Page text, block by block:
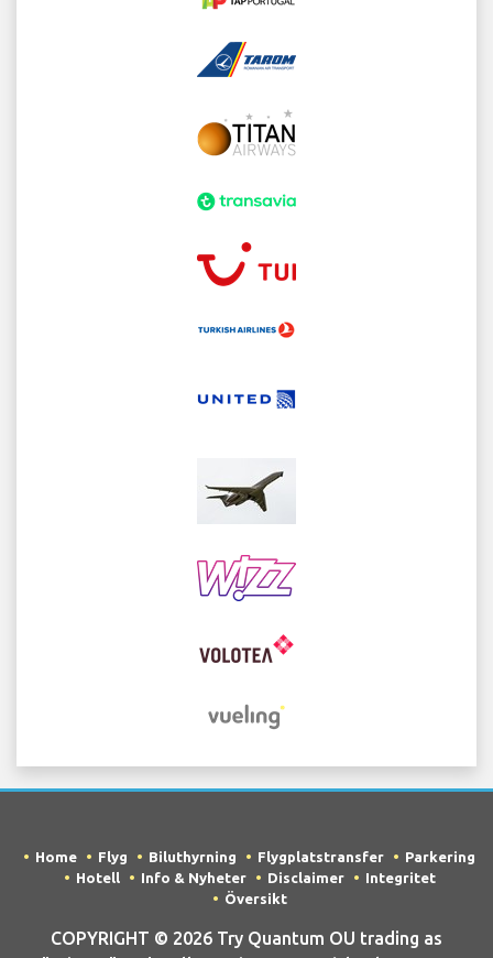
Home Flyg Biluthyrning Flygplatstransfer
Parkering
Hotell
Info & Nyheter Disclaimer
Integritet
Översikt
COPYRIGHT © 2026 Try Quantum OU trading as